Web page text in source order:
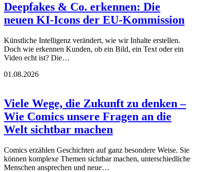
Deepfakes & Co. erkennen: Die
neuen KI-Icons der EU-Kommission
Künstliche Intelligenz verändert, wie wir Inhalte erstellen.
Doch wie erkennen Kunden, ob ein Bild, ein Text oder ein
Video echt ist? Die…
01.08.2026
Viele Wege, die Zukunft zu denken –
Wie Comics unsere Fragen an die
Welt sichtbar machen
Comics erzählen Geschichten auf ganz besondere Weise. Sie
können komplexe Themen sichtbar machen, unterschiedliche
Menschen ansprechen und neue…